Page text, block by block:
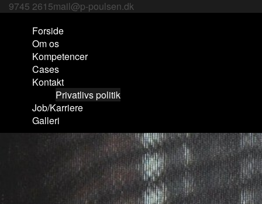
Skip9745 2615mail@p-poulsen.dk
Forside
Om os
Kompetencer
Cases
Kontakt
Privatlivs politik
Job/Karriere
Galleri